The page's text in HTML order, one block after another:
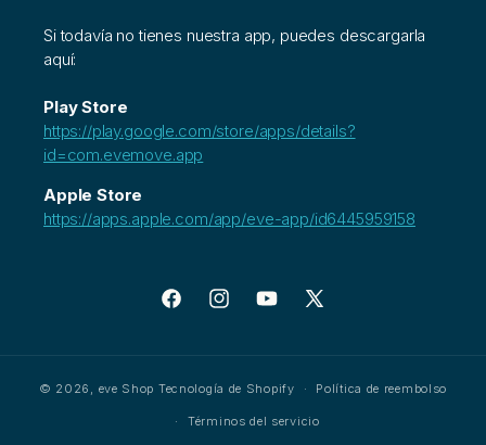
Si todavía no tienes nuestra app, puedes descargarla
aquí:
Play Store
https://play.google.com/store/apps/details?
id=com.evemove.app
Apple Store
https://apps.apple.com/app/eve-app/id6445959158
FacebookInstagramYouTube
X
© 2026, eve Shop Tecnología de Shopify Política de reembolso
Términos del servicio